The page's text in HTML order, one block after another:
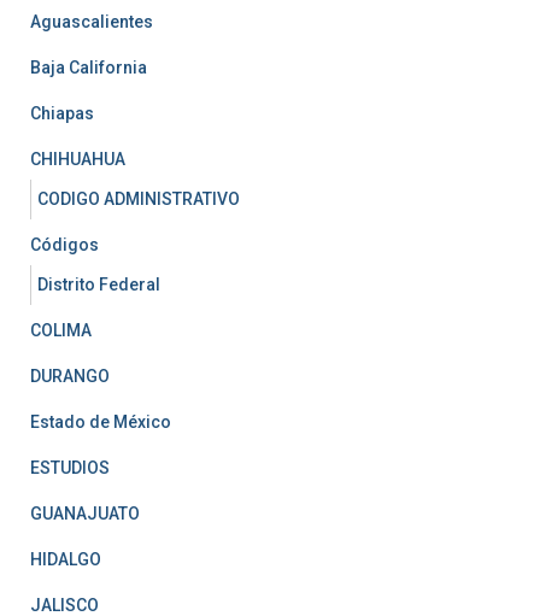
Aguascalientes
Baja California
Chiapas
CHIHUAHUA
CODIGO ADMINISTRATIVO
Códigos
Distrito Federal
COLIMA
DURANGO
Estado de México
ESTUDIOS
GUANAJUATO
HIDALGO
JALISCO